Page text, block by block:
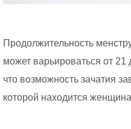
Продолжительность
может варьироваться от
что возможность зачатия
которой находится